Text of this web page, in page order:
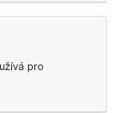
pro